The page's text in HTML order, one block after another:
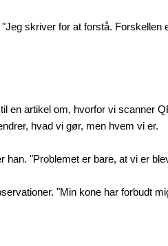
skriver for at forstå.
en artikel om, hvorfor vi scanner
hvad vi gør, men hvem vi er.
"Problemet er bare, at vi er
"Min kone har forbudt